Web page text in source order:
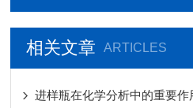
相关文章 ARTICLES
进样瓶在化学分析中的重要作